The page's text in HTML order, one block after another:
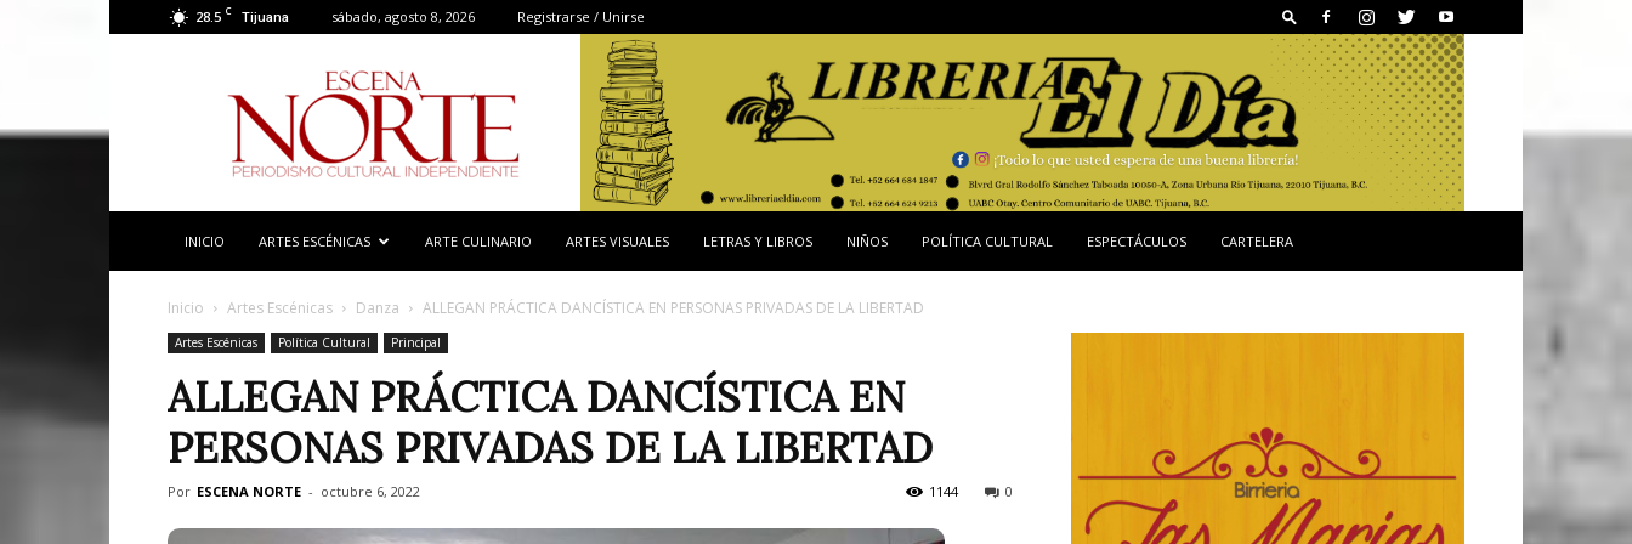
28.5 C Tijuana sábado, agosto 8, 2026 Registrarse / Unirse
Norte
INICIO ARTES ESCÉNICAS ARTE CULINARIO ARTES VISUALES LETRAS Y LIBROS NIÑOS POLÍTICA CULTURAL ESPECTÁCULOS CARTELERA
Inicio Artes Escénicas Danza ALLEGAN PRÁCTICA DANCÍSTICA EN PERSONAS PRIVADAS DE LA LIBERTAD
Artes Escénicas Política Cultural Principal
ALLEGAN PRÁCTICA DANCÍSTICA EN
PERSONAS PRIVADAS DE LA LIBERTAD
Por ESCENA NORTE - octubre 6, 2022 0
1144